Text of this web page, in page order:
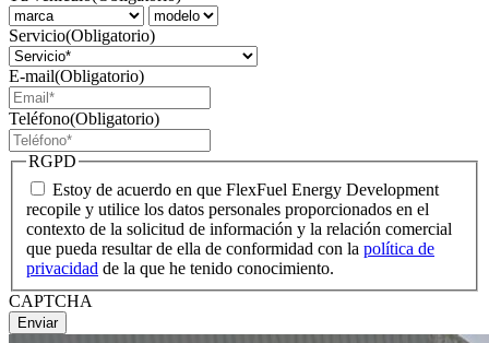
Servicio(Obligatorio)
E-mail(Obligatorio)
Teléfono(Obligatorio)
RGPD
Estoy de acuerdo en que FlexFuel Energy Development
recopile y utilice los datos personales proporcionados en el
contexto de la solicitud de información y la relación comercial
que pueda resultar de ella de conformidad con la política de
privacidad de la que he tenido conocimiento.
CAPTCHA